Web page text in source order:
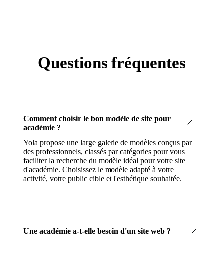
Questions fréquentes
Comment choisir le bon modèle de site pour
académie ?
Yola propose une large galerie de modèles conçus par
des professionnels, classés par catégories pour vous
faciliter la recherche du modèle idéal pour votre site
d'académie. Choisissez le modèle adapté à votre
activité, votre public cible et l'esthétique souhaitée.
Une académie a-t-elle besoin d'un site web ?